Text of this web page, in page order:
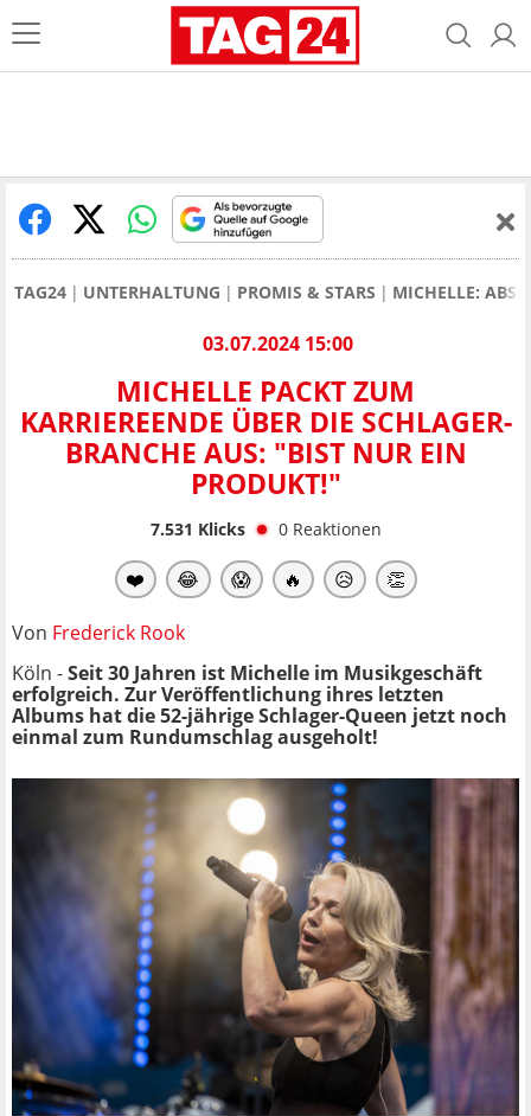
TAG24 UNTERHALTUNG PROMIS & STARS MICHELLE:
03.07.2024 15:00
MICHELLE PACKT ZUM
KARRIEREENDE ÜBER DIE SCHLAGER-
BRANCHE AUS: "BIST NUR EIN
PRODUKT!"
7.531 Klicks 0 Reaktionen
❤️ 😂 😱 🔥 😥 👏
Von Frederick Rook
Köln -Seit 30 Jahren ist Michelle im Musikgeschäft
erfolgreich. Zur Veröffentlichung ihres letzten
Albums hat die 52-jährige Schlager-Queen jetzt noch
einmal zum Rundumschlag ausgeholt!